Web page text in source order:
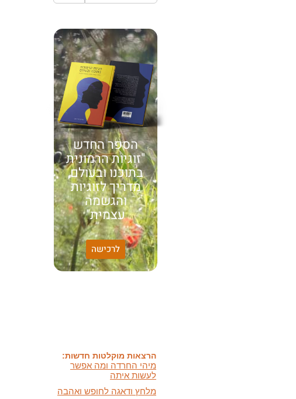
הספר החדש
"זוגיות הרמונית
בתוכנו ובעולם,
מדריך לזוגיות
והגשמה
עצמית"
לרכישההאמונה שלי:
שונות היא שפע של אפשרויות,
עד שנותנים לה שם וקוראים
לעשות איתה
מלחץ ודאגה לחופש ואהבה
ועוד